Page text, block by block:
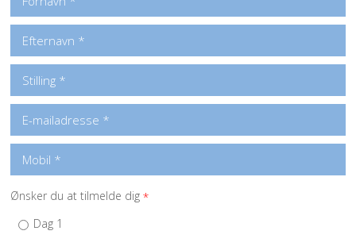
Ønsker du at tilmelde dig*
Dag 1